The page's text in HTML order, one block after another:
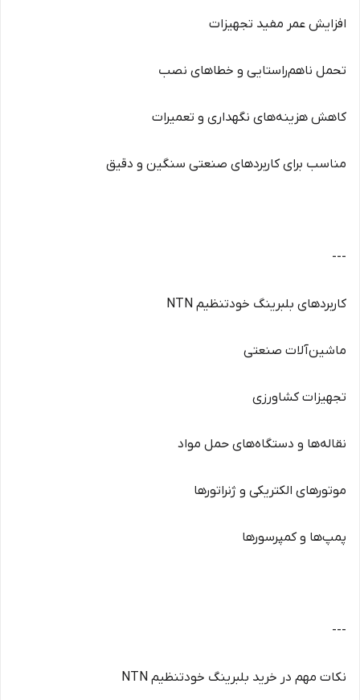
افزایش عمر مفید تجهیزات
تحمل ناهم‌راستایی و خطاهای نصب
کاهش هزینه‌های نگهداری و تعمیرات
مناسب برای کاربردهای صنعتی سنگین و دقیق
---
کاربردهای بلبرینگ خودتنظیم NTN
ماشین‌آلات صنعتی
تجهیزات کشاورزی
نقاله‌ها و دستگاه‌های حمل مواد
موتورهای الکتریکی و ژنراتورها
پمپ‌ها و کمپرسورها
---
نکات مهم در خرید بلبرینگ خودتنظیم NTN